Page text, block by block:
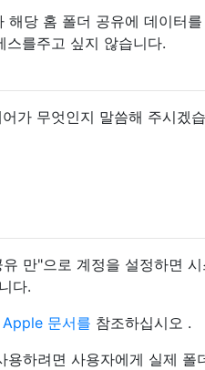
해당 홈 폴더 공유에 데이터
스를주고 싶지 않습니다.
가 무엇인지 말씀해 주시겠
만"으로 계정을 설정하면
다.
문서를 참조하십시오 .
용하려면 사용자에게 실제